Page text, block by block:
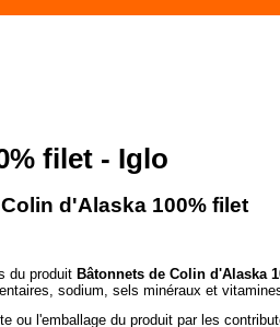
filet - Iglo
d'Alaska 100% filet
du produit Bâtonnets de Colin d'Alaska
sodium, sels minéraux et
ou l'emballage du produit par les